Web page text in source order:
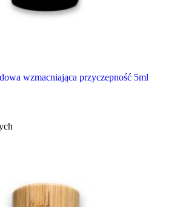
wzmacniająca przyczepność 5ml